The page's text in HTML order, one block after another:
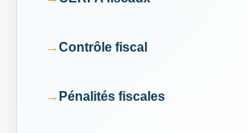
Contrôle fiscal
Pénalités fiscales